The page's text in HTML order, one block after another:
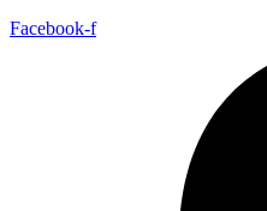
Facebook-f